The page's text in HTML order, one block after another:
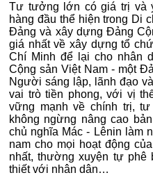
Tư tưởng lớn có giá trị và
hàng đầu thể hiện trong Di
Đảng và xây dựng Đảng
giá nhất về xây dựng tổ
Chí Minh để lại cho nhân
Cộng sản Việt Nam - một
Người sáng lập, lãnh đạo
vai trò tiền phong, với vị
vững mạnh về chính trị,
không ngừng nâng cao
chủ nghĩa Mác - Lênin làm
nam cho mọi hoạt động
nhất, thường xuyện tự phê
thiết với nhân dân…